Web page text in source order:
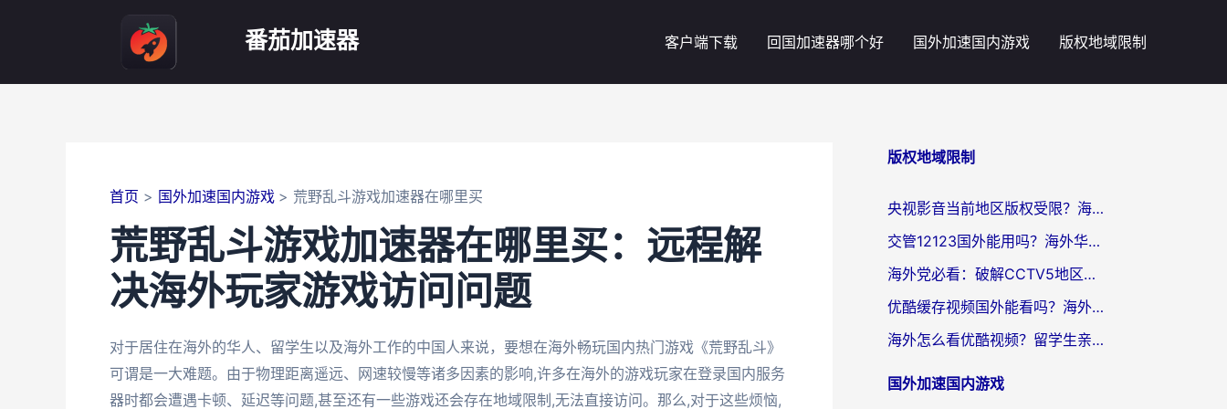
番茄加速器 客户端下载 回国加速器哪个好 国外加速国内游戏 版权地域限制
首页 国外加速国内游戏 荒野乱斗游戏加速器在哪里买
荒野乱斗游戏加速器在哪里买：远程解
决海外玩家游戏访问问题
对于居住在海外的华人、留学生以及海外工作的中国人来说，要想在海外畅玩国内热门游戏《荒野乱斗》
可谓是一大难题。由于物理距离遥远、网速较慢等诸多因素的影响,许多在海外的游戏玩家在登录国内服务
器时都会遭遇卡顿、延迟等问题,甚至还有一些游戏还会存在地域限制,无法直接访问。那么,对于这些烦恼,
版权地域限制
央视影音当前地区版权受限？海外党追剧看片的终极解决方案来了
交管12123国外能用吗？海外华人亲测有效的回国加速器选择指南
海外党必看：破解CCTV5地区限制，这样看欧洲杯奥运直播才够爽！
优酷缓存视频国外能看吗？海外党追剧看片的终极解决方案来了
海外怎么看优酷视频？留学生亲测有效的回国加速器选择指南
国外加速国内游戏